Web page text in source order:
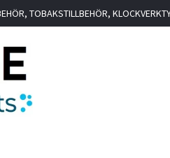
TOBAKSTILLBEHÖR,